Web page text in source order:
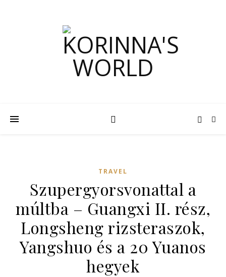
TRAVEL
Szupergyorsvonattal a
múltba – Guangxi II. rész,
Longsheng rizsteraszok,
Yangshuo és a 20 Yuanos
hegyek